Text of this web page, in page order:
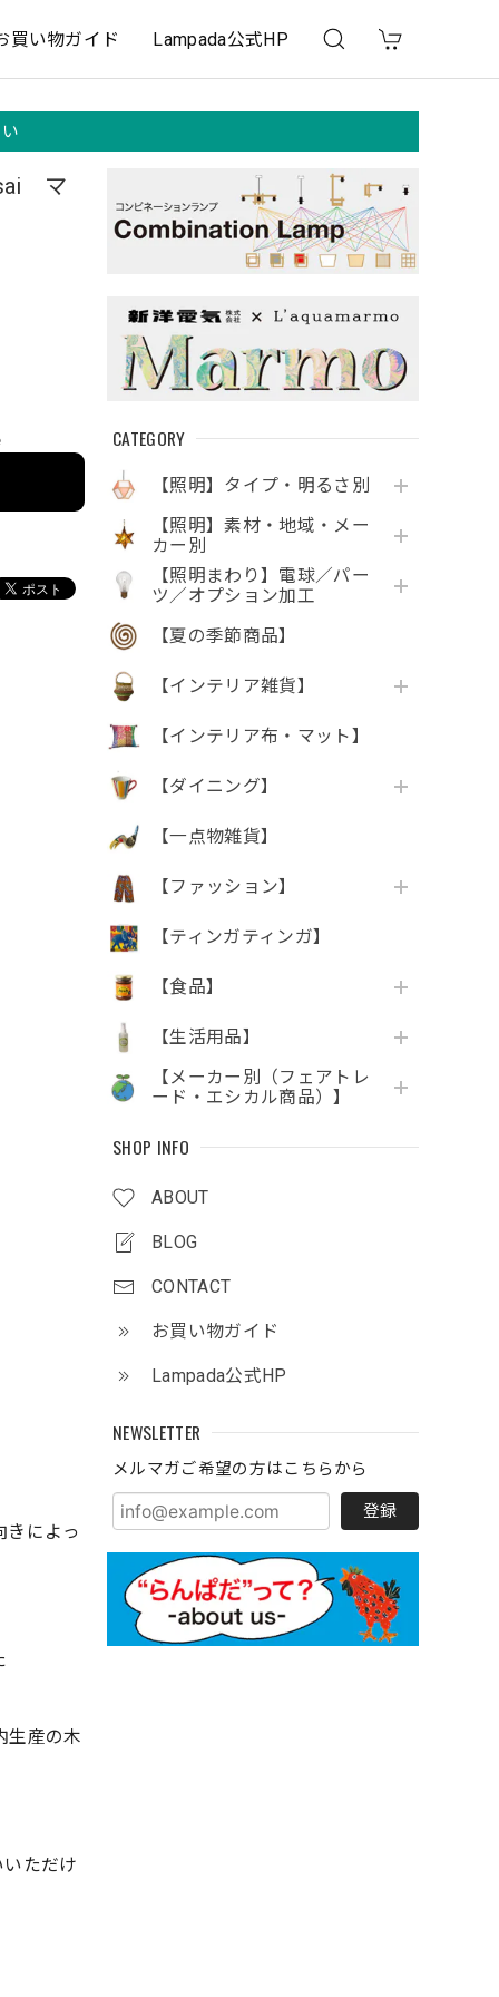
買い物ガイド Lampada公式HP
CATEGORY
【照明】タイプ・明るさ別
【照明】素材・地域・メー
カー別
【照明まわり】電球／パー
ツ／オプション加工
【夏の季節商品】
【インテリア雑貨】
【インテリア布・マット】
【ダイニング】
【一点物雑貨】
【ファッション】
【ティンガティンガ】
【食品】
【生活用品】
【メーカー別（フェアトレ
ード・エシカル商品）】
SHOP INFO
ABOUT
BLOG
CONTACT
お買い物ガイド
Lampada公式HP
NEWSLETTER
メルマガご希望の方はこちらから
登録
マ
きによっ
生産の木
ただけ